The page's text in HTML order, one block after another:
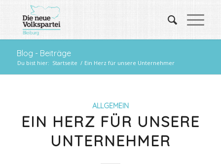
Blog - Beiträge
Du bist hier: Startseite / Ein Herz für unsere Unternehmer
ALLGEMEIN
EIN HERZ FÜR UNSERE
UNTERNEHMER